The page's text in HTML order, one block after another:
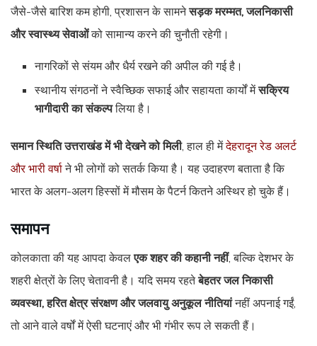
जैसे-जैसे बारिश कम होगी, प्रशासन के सामनेसड़क मरम्मत, जलनिकासी
और स्वास्थ्य सेवाओंको सामान्य करने की चुनौती रहेगी।
नागरिकों से संयम और धैर्य रखने की अपील की गई है।
स्थानीय संगठनों ने स्वैच्छिक सफाई और सहायता कार्यों मेंसक्रिय
भागीदारी का संकल्पलिया है।
समान स्थिति उत्तराखंड में भी देखने को मिली, हाल ही में देहरादून रेड अलर्ट
और भारी वर्षाने भी लोगों को सतर्क किया है। यह उदाहरण बताता है कि
भारत के अलग-अलग हिस्सों में मौसम के पैटर्न कितने अस्थिर हो चुके हैं।
समापन
कोलकाता की यह आपदा केवलएक शहर की कहानी नहीं, बल्कि देशभर के
शहरी क्षेत्रों के लिए चेतावनी है। यदि समय रहतेबेहतर जल निकासी
व्यवस्था, हरित क्षेत्र संरक्षण और जलवायु अनुकूल नीतियांनहीं अपनाई गईं,
तो आने वाले वर्षों में ऐसी घटनाएं और भी गंभीर रूप ले सकती हैं।